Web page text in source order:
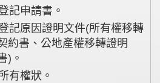
登記申請書。
約書、公地產權移轉證明
)。
所有權狀。